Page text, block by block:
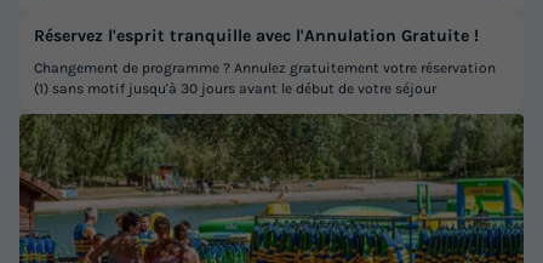
Réservez l'esprit tranquille avec l'Annulation Gratuite !
Changement de programme ? Annulez gratuitement votre réservation
(1) sans motif jusqu'à 30 jours avant le début de votre séjour